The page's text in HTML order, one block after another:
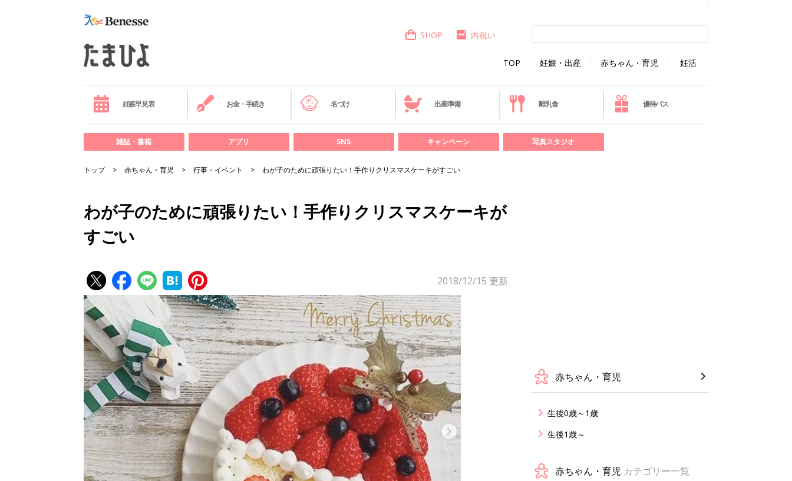
TOP 妊娠・出産 赤ちゃん・育児 妊活
SHOP 内祝い
妊娠早見表 お金・手続き 名づけ 出産準備 離乳食 優待パス
雑誌・書籍 アプリ SNS キャンペーン 写真スタジオ
トップ 赤ちゃん・育児 行事・イベント わが子のために頑張りたい！手作りクリスマスケーキがすごい
わが子のために頑張りたい！手作りクリスマスケーキが
すごい
2018/12/15 更新
赤ちゃん・育児
生後0歳～1歳
生後1歳～
赤ちゃん・育児 カテゴリー一覧